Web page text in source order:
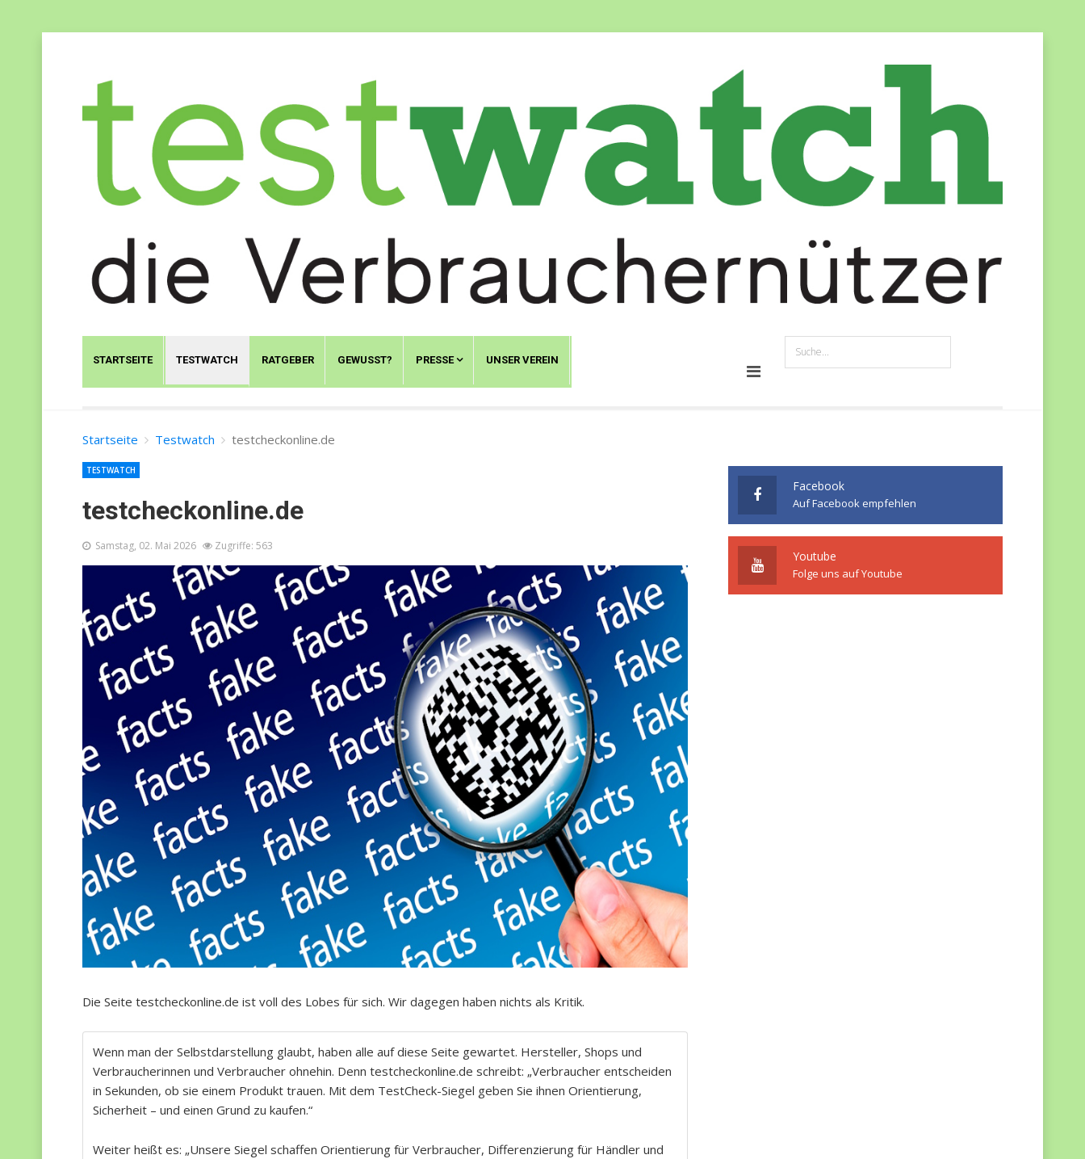
STARTSEITE TESTWATCH RATGEBER GEWUSST? PRESSE UNSER VEREIN
Startseite Testwatch testcheckonline.de
testcheckonline.de
TESTWATCH
Samstag, 02. Mai 2026 Zugriffe: 563
Die Seite testcheckonline.de ist voll des Lobes für sich. Wir dagegen haben nichts als Kritik.
Wenn man der Selbstdarstellung glaubt, haben alle auf diese Seite gewartet. Hersteller, Shops und
Verbraucherinnen und Verbraucher ohnehin. Denn testcheckonline.de schreibt: „Verbraucher entscheiden
in Sekunden, ob sie einem Produkt trauen. Mit dem TestCheck-Siegel geben Sie ihnen Orientierung,
Sicherheit – und einen Grund zu kaufen.“
Weiter heißt es: „Unsere Siegel schaffen Orientierung für Verbraucher, Differenzierung für Händler und
Facebook
Auf Facebook empfehlen
Youtube
Folge uns auf Youtube